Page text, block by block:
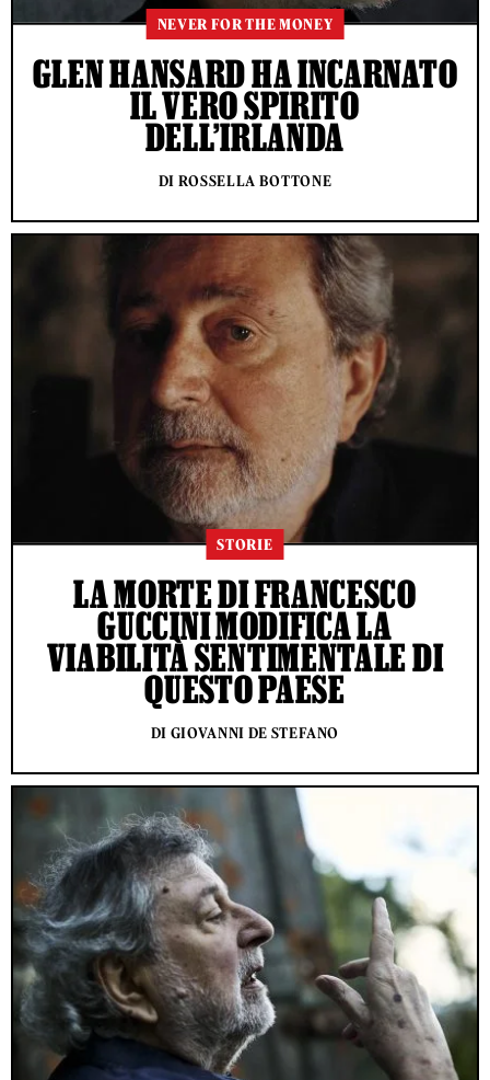
NEVER FOR THE MONEY
GLEN HANSARD HA INCARNATO
IL VERO SPIRITO
DELL’IRLANDA
DI ROSSELLA BOTTONE
STORIE
LA MORTE DI FRANCESCO
GUCCINI MODIFICA LA
VIABILITÀ SENTIMENTALE DI
QUESTO PAESE
DI GIOVANNI DE STEFANO